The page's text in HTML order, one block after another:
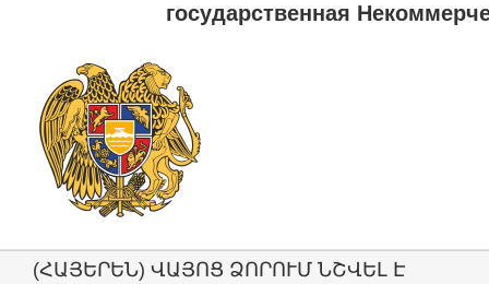
государственная
(ՀԱՅԵՐԵՆ) ՎԱՅՈՑ ՁՈՐՈՒՄ ՆՇՎԵԼ Է